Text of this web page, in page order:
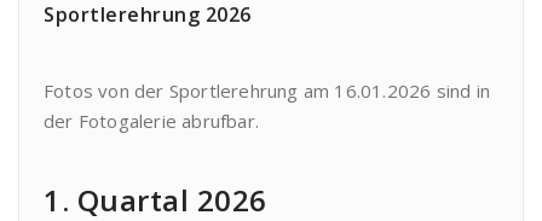
Sportlerehrung 2026
Fotos von der Sportlerehrung am 16.01.2026 sind in
der Fotogalerie abrufbar.
1. Quartal 2026